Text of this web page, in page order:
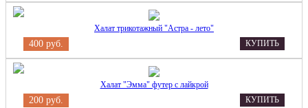
Халат трикотажный "Астра - лето"
400 руб. КУПИТЬ
Халат "Эмма" футер с лайкрой
200 руб. КУПИТЬ